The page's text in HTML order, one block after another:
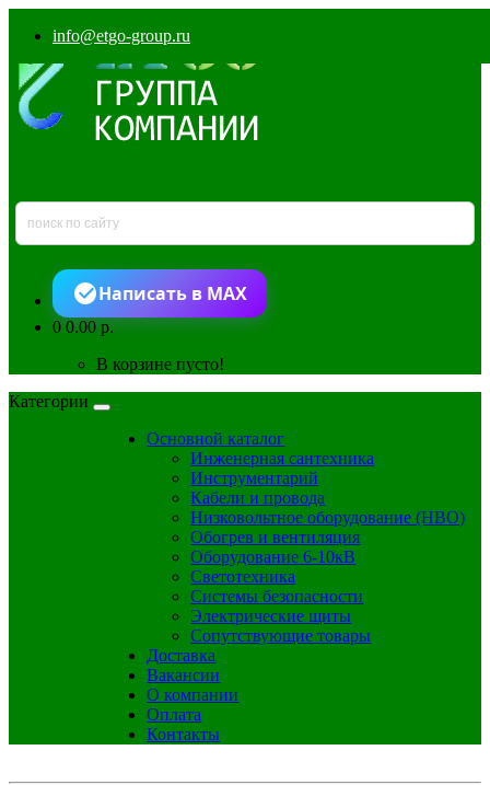
info@etgo-group.ru
Написать в MAX
00.00 р.
В корзине пусто!
Категории
Основной каталог
Инженерная сантехника
Инструментарий
Кабели и провода
Низковольтное оборудование (НВО)
Обогрев и вентиляция
Оборудование 6-10кВ
Светотехника
Системы безопасности
Электрические щиты
Сопутствующие товары
Доставка
Вакансии
О компании
Оплата
Контакты